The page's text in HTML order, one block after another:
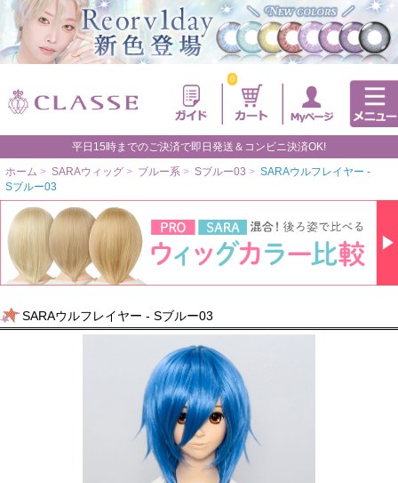
0
平日15時までのご決済で即日発送＆コンビニ決済OK!
ホーム > SARAウィッグ > ブルー系 > Sブルー03 > SARAウルフレイヤー -
Sブルー03
SARAウルフレイヤー - Sブルー03